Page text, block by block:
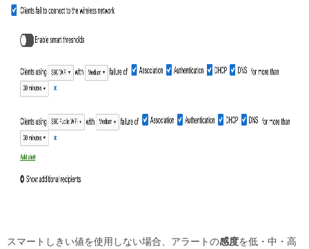
スマートしきい値を使用しない場合、アラートの感度を低・中・高